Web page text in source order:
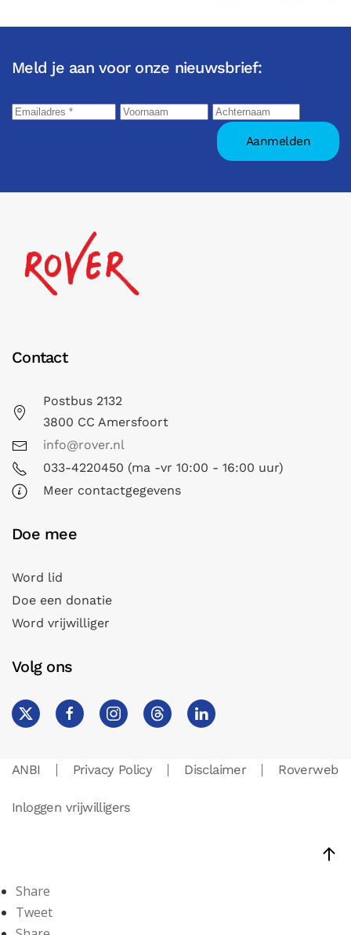
Meld je aan voor onze nieuwsbrief:
Contact
Postbus 2132
3800 CC Amersfoort
info@rover.nl
033-4220450 (ma -vr 10:00 - 16:00 uur)
Meer contactgegevens
Doe mee
Word lid
Doe een donatie
Word vrijwilliger
Volg ons
ANBI Privacy Policy Disclaimer Roverweb
Inloggen vrijwilligers
Share
Tweet